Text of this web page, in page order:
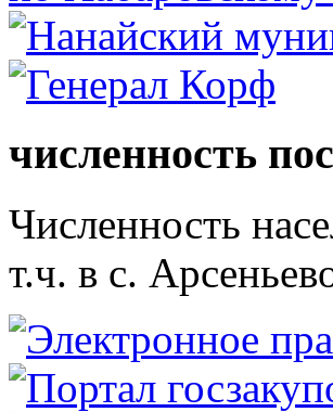
численность
Численность
т.ч. в с.